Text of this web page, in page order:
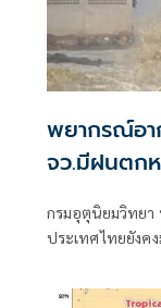
พยากรณ์อา
จว.มีฝนตก
กรมอุตุนิยมวิทยา
ประเทศไทยยังค